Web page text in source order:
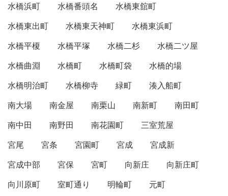
水橋浜町
水橋番頭名
水橋東舘町
水橋東出町
水橋東天神町
水橋東浜町
水橋平榎
水橋平塚 水橋二杉
水橋二ツ屋
水橋曲淵
水橋町 水橋町袋
水橋的場
水橋明治町
水橋柳寺 緑町
湊入船町
南大場
南金屋 南栗山 南新町
南田町
南中田
南野田 南花園町
三室荒屋
宮尾
宮条 宮園町 宮成
宮成新
宮成中部
宮保 宮町 向新庄
向新庄町
向川原町
室町通り 明輪町 元町